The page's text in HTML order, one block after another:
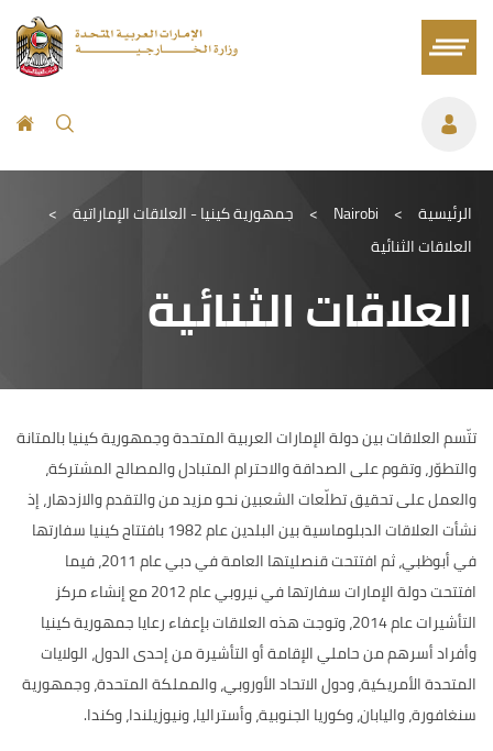
الرئيسية >
Nairobi
> جمهورية كينيا - العلاقات الإماراتية >
العلاقات الثنائية
العلاقات الثنائية
تتّسم العلاقات بين دولة الإمارات العربية المتحدة وجمهورية كينيا بالمتانة
والتطوّر، وتقوم على الصداقة والاحترام المتبادل والمصالح المشتركة،
والعمل على تحقيق تطلّعات الشعبين نحو مزيد من والتقدم والازدهار، إذ
نشأت العلاقات الدبلوماسية بين البلدين عام 1982 بافتتاح كينيا سفارتها
في أبوظبي، ثم افتتحت قنصليتها العامة في دبي عام 2011، فيما
افتتحت دولة الإمارات سفارتها في نيروبي عام 2012 مع إنشاء مركز
التأشيرات عام 2014، وتوجت هذه العلاقات بإعفاء رعايا جمهورية كينيا
وأفراد أسرهم من حاملي الإقامة أو التأشيرة من إحدى الدول، الولايات
المتحدة الأمريكية، ودول الاتحاد الأوروبي، والمملكة المتحدة، وجمهورية
سنغافورة، واليابان، وكوريا الجنوبية، وأستراليا، ونيوزيلندا، وكندا.